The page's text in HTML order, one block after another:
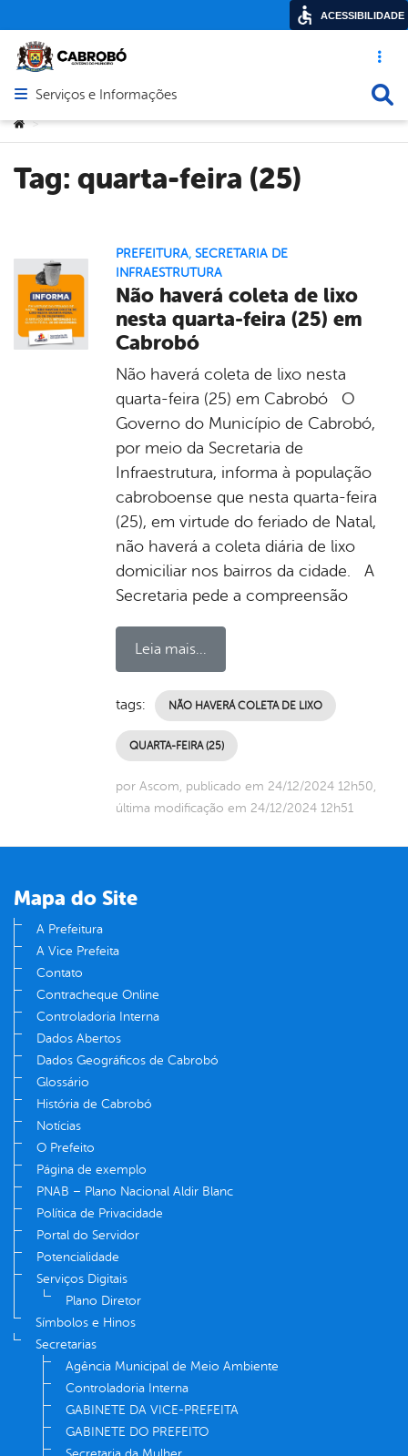
Acesso
Abrir menu principal de navegação
Serviços e Informações
Você está aqui:
>
Tag: quarta-feira (25)
PREFEITURA, SECRETARIA DE
INFRAESTRUTURA
Não haverá coleta de lixo
nesta quarta-feira (25) em
Cabrobó
Não haverá coleta de lixo nesta
quarta-feira (25) em Cabrobó O
Governo do Município de Cabrobó,
por meio da Secretaria de
Infraestrutura, informa à população
cabroboense que nesta quarta-feira
(25), em virtude do feriado de Natal,
não haverá a coleta diária de lixo
domiciliar nos bairros da cidade. A
Secretaria pede a compreensão
Leia mais...
tags: NÃO HAVERÁ COLETA DE LIXO
QUARTA-FEIRA (25)
por Ascom, publicado em 24/12/2024 12h50,
última modificação em 24/12/2024 12h51
Mapa do Site
A Prefeitura
A Vice Prefeita
Contato
Contracheque Online
Controladoria Interna
Dados Abertos
Dados Geográficos de Cabrobó
Glossário
História de Cabrobó
Notícias
O Prefeito
Página de exemplo
PNAB – Plano Nacional Aldir Blanc
Política de Privacidade
Portal do Servidor
Potencialidade
Serviços Digitais
Plano Diretor
Símbolos e Hinos
Secretarias
Agência Municipal de Meio Ambiente
Controladoria Interna
GABINETE DA VICE-PREFEITA
GABINETE DO PREFEITO
ACESSIBILIDADE